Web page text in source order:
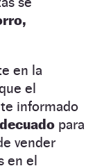
en la
el
informado
para
vender
en el